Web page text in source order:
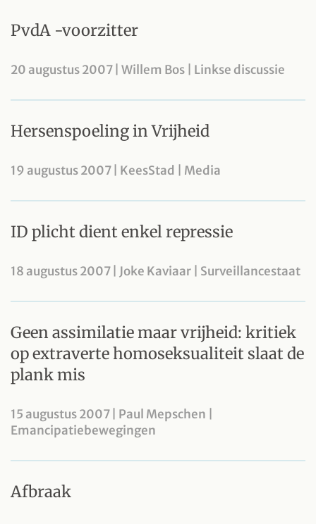
PvdA -voorzitter
20 augustus 2007 | Willem Bos | Linkse discussie
Hersenspoeling in Vrijheid
19 augustus 2007 | KeesStad | Media
ID plicht dient enkel repressie
18 augustus 2007 | Joke Kaviaar | Surveillancestaat
Geen assimilatie maar vrijheid: kritiek
op extraverte homoseksualiteit slaat de
plank mis
15 augustus 2007 | Paul Mepschen |
Emancipatiebewegingen
Afbraak